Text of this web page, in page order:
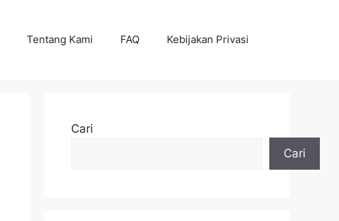
Tentang Kami FAQ Kebijakan Privasi
Cari
Cari